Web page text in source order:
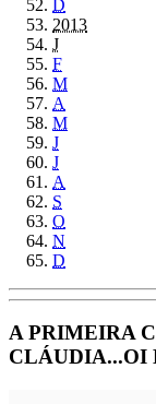
D
2013
J
F
M
A
M
J
J
A
S
O
N
D
A PRIMEIRA
CLÁUDIA...OI